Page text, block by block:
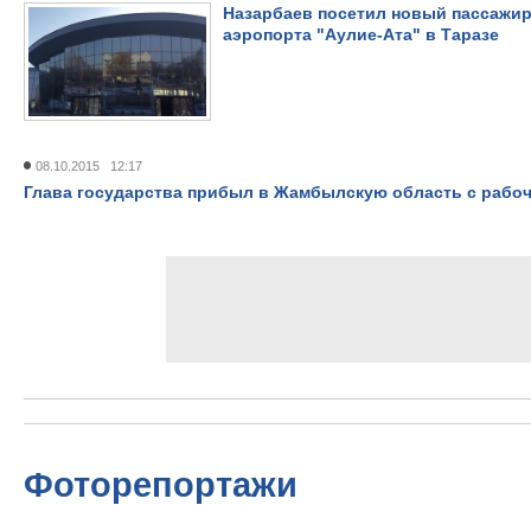
Назарбаев посетил новый
аэропорта "Аулие-Ата" в Таразе
08.10.2015 12:17
Глава государства прибыл в Жамбылскую область с
Фоторепортажи